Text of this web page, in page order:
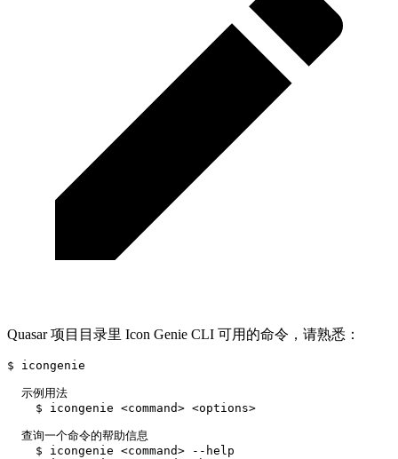
Quasar 项目目录里 Icon Genie CLI 可用的命令，请熟悉：
$ icongenie
  示例用法
    $ icongenie
<command> <options>
  查询一个命令的帮助信息
    $ icongenie
<command> --help